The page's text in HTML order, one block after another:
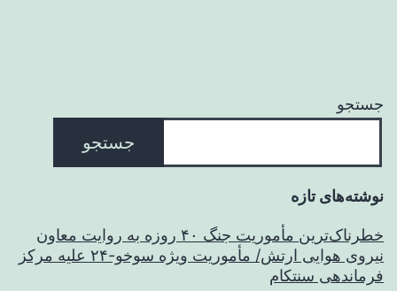
جستجو
جستجو
نوشته‌های تازه
خطرناک‌ترین مأموریت جنگ ۴۰ روزه به روایت معاون
نیروی هوایی ارتش/ مأموریت ویژه سوخو-۲۴ علیه مرکز
فرماندهی سنتکام